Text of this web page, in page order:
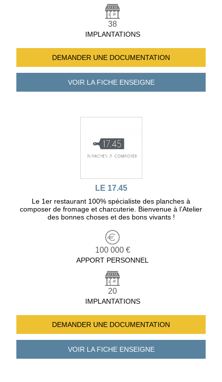
38
IMPLANTATIONS
DEMANDER UNE DOCUMENTATION
VOIR LA FICHEENSEIGNE
LE 17.45
Le 1er restaurant 100% spécialiste des planches à
composer de fromage et charcuterie. Bienvenue à l’Atelier
des bonnes choses et des bons vivants !
100 000 €
APPORT PERSONNEL
20
IMPLANTATIONS
DEMANDER UNE DOCUMENTATION
VOIR LA FICHEENSEIGNE